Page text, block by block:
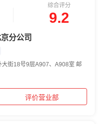
综合评分
9.2
分公司
街18号9层A907、A908室 邮
评价营业部